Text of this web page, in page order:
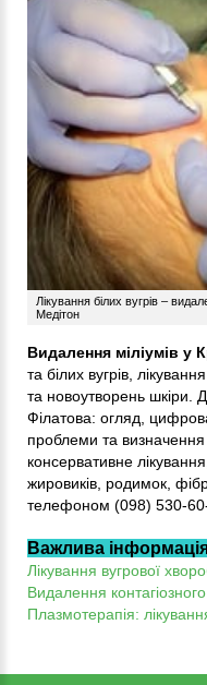
Лікування білих вугрів –
Медітон
Видалення міліумів у
та білих вугрів,
та новоутворень шкіри.
Філатова: огляд,
проблеми та
консервативне
жировиків, родимок,
телефоном (098) 530-
Важлива
Лікування вугрової
Видалення
Плазмотерапія: